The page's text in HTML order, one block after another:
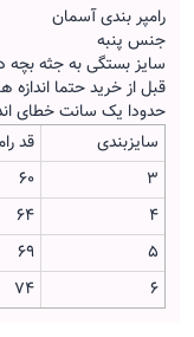
رامپر بندی آسمان
جنس پنبه
سایز بستگی به جثه بچه
قبل از خرید حتما
حدودا یک سانت خطای
سایزبندی
قد
3
60
4
64
5
69
6
74